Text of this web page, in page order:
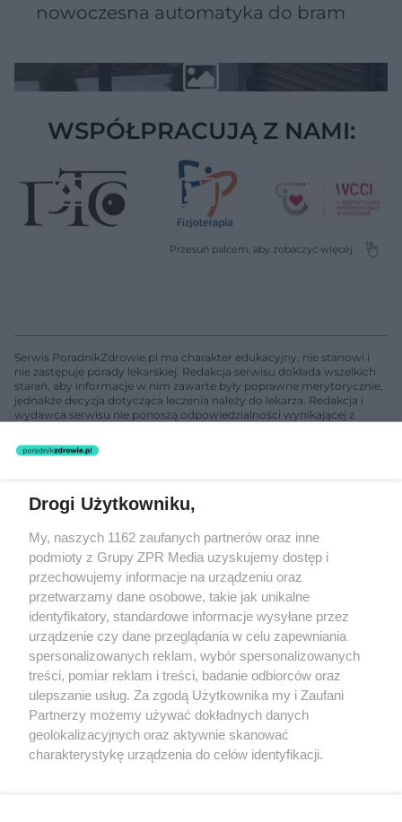
nowoczesna automatyka do bram
WSPÓŁPRACUJĄ Z NAMI:
Serwis PoradnikZdrowie.pl ma charakter edukacyjny, nie stanowi i
nie zastępuje porady lekarskiej. Redakcja serwisu dokłada wszelkich
starań, aby informacje w nim zawarte były poprawne merytorycznie,
jednakże decyzja dotycząca leczenia należy do lekarza. Redakcja i
wydawca serwisu nie ponoszą odpowiedzialności wynikającej z
nie prowadzi działalności leczniczej polegającej na udzielaniu
świadczeń zdrowotnych w rozumieniu art. 3 ust 1 ustawy o
Żaden utwór zamieszczony w serwisie nie może być powielany i
rozpowszechniany lub dalej rozpowszechniany w jakikolwiek sposób
(w tym także elektroniczny lub mechaniczny) na jakimkolwiek polu
eksploatacji w jakiejkolwiek formie, włącznie z umieszczaniem w
Internecie bez pisemnej zgody właściciela praw. Jakiekolwiek użycie
lub wykorzystanie utworów w całości lub w części z naruszeniem
prawa, tzn. bez właściwej zgody, jest zabronione pod groźbą kary i
może być ścigane prawnie.
O nas
Drogi Użytkowniku,
My, naszych 1162 zaufanych partnerów oraz inne
podmioty z Grupy ZPR Media uzyskujemy dostęp i
przechowujemy informacje na urządzeniu oraz
przetwarzamy dane osobowe, takie jak unikalne
identyfikatory, standardowe informacje wysyłane przez
urządzenie czy dane przeglądania w celu zapewniania
spersonalizowanych reklam, wybór spersonalizowanych
treści, pomiar reklam i treści, badanie odbiorców oraz
ulepszanie usług. Za zgodą Użytkownika my i Zaufani
Partnerzy możemy używać dokładnych danych
geolokalizacyjnych oraz aktywnie skanować
charakterystykę urządzenia do celów identyfikacji.